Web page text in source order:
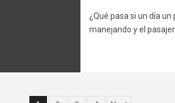
¿Qué pasa si un día
manejando y el